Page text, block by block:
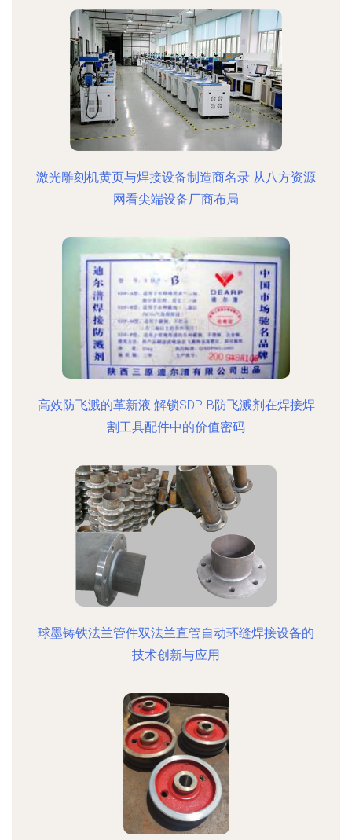
激光雕刻机黄页与焊接设备制造商名录 从八方资源
网看尖端设备厂商布局
高效防飞溅的革新液 解锁SDP-B防飞溅剂在焊接焊
割工具配件中的价值密码
球墨铸铁法兰管件双法兰直管自动环缝焊接设备的
技术创新与应用